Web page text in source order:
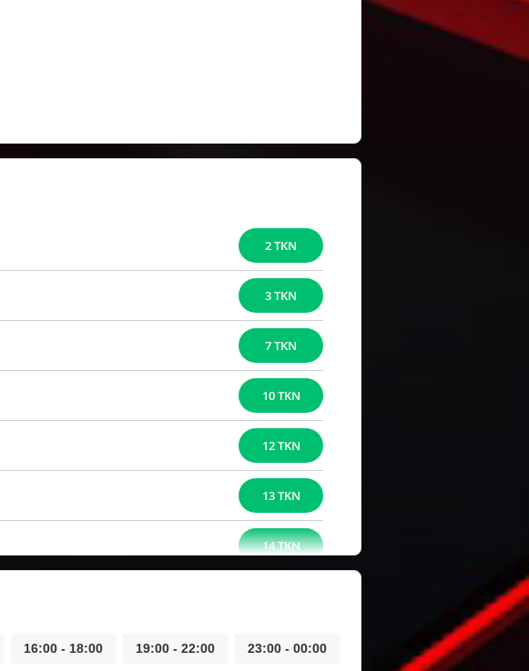
2 TKN
3 TKN
7 TKN
10 TKN
12 TKN
13 TKN
14 TKN
16:00 - 18:00 19:00 - 22:00 23:00 - 00:00